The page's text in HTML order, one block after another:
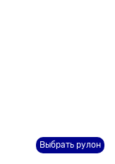
Выбрать рулон